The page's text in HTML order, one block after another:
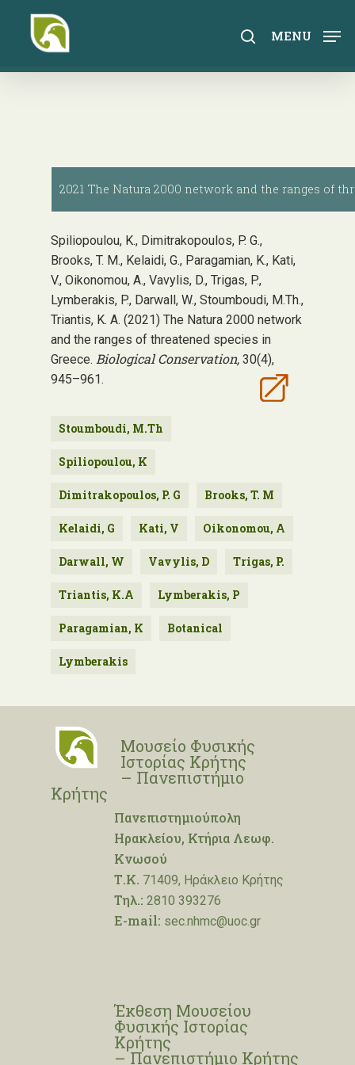
content
search
MENU
2021 The Natura 2000 network and the ranges of
Spiliopoulou, K., Dimitrakopoulos, P. G.,
Brooks, T. M., Kelaidi, G., Paragamian, K., Kati,
V., Oikonomou, A., Vavylis, D., Trigas, P.,
Lymberakis, P., Darwall, W., Stoumboudi, M.Th.,
Triantis, K. A. (2021) The Natura 2000 network
and the ranges of threatened species in
Greece. Biological Conservation, 30(4),
945–961.
Stoumboudi, M.Th
Spiliopoulou, K
Dimitrakopoulos, P. G Brooks, T. M
Kelaidi, G Kati, V Oikonomou, A
Darwall, W Vavylis, D Trigas, P.
Triantis, K.A Lymberakis, P
Paragamian, K Botanical
Lymberakis
Μουσείο Φυσικής
Ιστορίας Κρήτης
– Πανεπιστήμιο
Κρήτης
Πανεπιστημιούπολη
Ηρακλείου, Κτήρια Λεωφ.
Κνωσού
Τ.Κ. 71409, Ηράκλειο Κρήτης
Τηλ.: 2810 393276
E-mail: sec.nhmc@uoc.gr
Έκθεση Μουσείου
Φυσικής Ιστορίας
Κρήτης
– Πανεπιστήμιο Κρήτης